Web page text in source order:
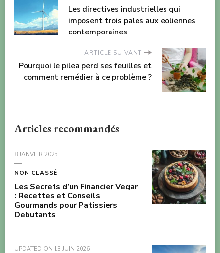
Les directives industrielles qui
imposent trois pales aux eoliennes
contemporaines
ARTICLE SUIVANT
Pourquoi le pilea perd ses feuilles et
comment remédier à ce problème ?
Articles recommandés
8 JANVIER 2025
NON CLASSÉ
Les Secrets d’un Financier Vegan
: Recettes et Conseils
Gourmands pour Patissiers
Debutants
UPDATED ON 13 JUIN 2026